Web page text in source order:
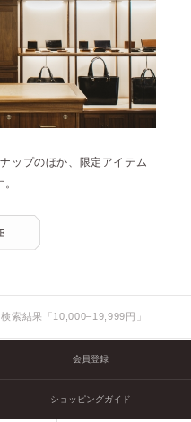
ップのほか、限定アイテム
検索結果「10,000–19,999円」
会員登録
ショッピングガイド